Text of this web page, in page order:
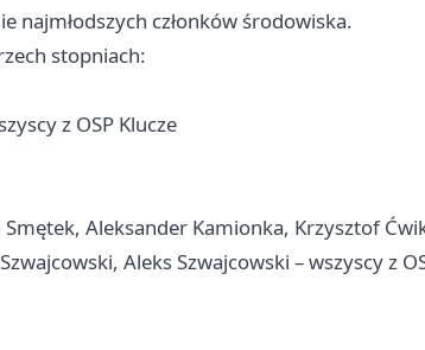
najmłodszych członków środowiska.
stopniach:
z OSP Klucze
Aleksander Kamionka, Krzysztof
Aleks Szwajcowski – wszyscy z